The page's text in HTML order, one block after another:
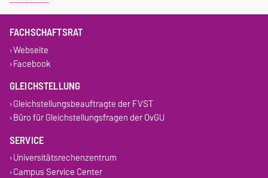
FACHSCHAFTSRAT
Webseite
Facebook
GLEICHSTELLUNG
Gleichstellungsbeauftragte der FVST
Büro für Gleichstellungsfragen der OvGU
SERVICE
Universitätsrechenzentrum
Campus Service Center